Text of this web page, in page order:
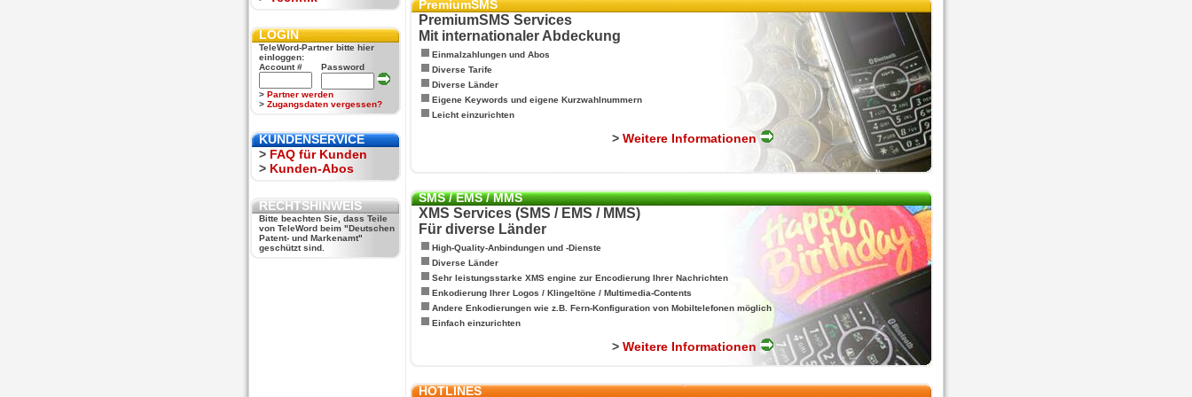
LOGIN
TeleWord-Partner bitte hier
einloggen:
Account #
Password
> Partner werden
> Zugangsdaten vergessen?
KUNDENSERVICE
> FAQ für Kunden
> Kunden-Abos
RECHTSHINWEIS
Bitte beachten Sie, dass Teile
von TeleWord beim "Deutschen
Patent- und Markenamt"
geschützt sind.
PremiumSMS
PremiumSMS Services
Mit internationaler Abdeckung
Einmalzahlungen und Abos
Diverse Tarife
Diverse Länder
Eigene Keywords und eigene Kurzwahlnummern
Leicht einzurichten
> Weitere Informationen
SMS / EMS / MMS
XMS Services (SMS / EMS / MMS)
Für diverse Länder
High-Quality-Anbindungen und -Dienste
Diverse Länder
Sehr leistungsstarke XMS engine zur Encodierung Ihrer Nachrichten
Enkodierung Ihrer Logos / Klingeltöne / Multimedia-Contents
Andere Enkodierungen wie z.B. Fern-Konfiguration von Mobiltelefonen möglich
Einfach einzurichten
> Weitere Informationen
HOTLINES